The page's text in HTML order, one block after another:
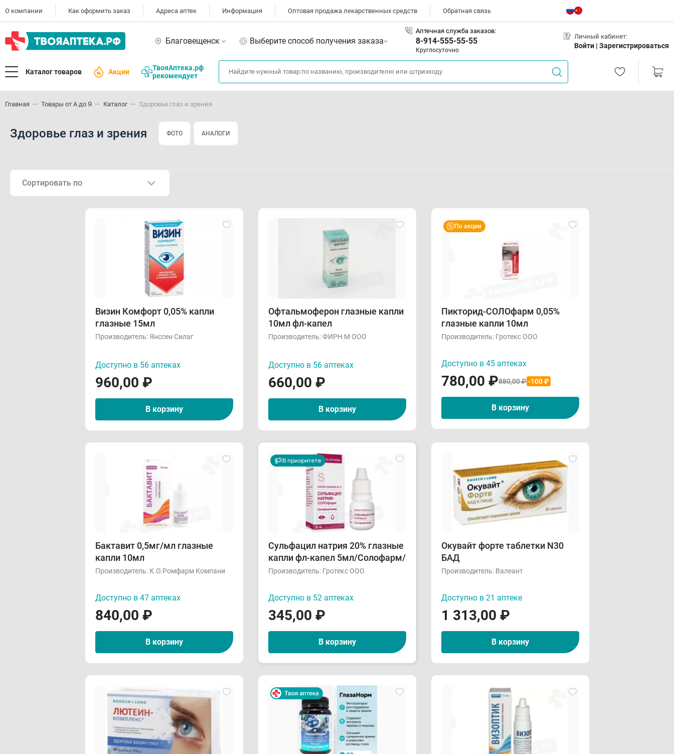
О компании Как оформить заказ Адреса аптек Информация Оптовая продажа лекарственных средств Обратная связь
Благовещенск Выберите способ получения заказа
Аптечная служба заказов:
8-914-555-55-55
Круглосуточно
Личный кабинет:
Войти | Зарегистрироваться
Каталог товаров Акции
ТвояАптека.рф
рекомендует
Главная Товары от А до Я Каталог Здоровье глаз и зрения
Здоровье глаз и зрения ФОТО АНАЛОГИ
Сортировать по
Визин Комфорт 0,05% капли
глазные 15мл
Производитель: Янссен Силаг
Доступно в 56 аптеках
960,00 ₽
В корзину
Офтальмоферон глазные капли
10мл фл-капел
Производитель:ФИРН М ООО
Доступно в 56 аптеках
660,00 ₽
В корзину
По акции
Пикторид-СОЛОфарм 0,05%
глазные капли 10мл
Производитель: Гротекс ООО
Доступно в 45 аптеках
880,00 ₽
780,00 ₽ -100 ₽
В корзину
Бактавит 0,5мг/мл глазные
капли 10мл
Производитель: К.О.Ромфарм Компани
Доступно в 47 аптеках
840,00 ₽
В корзину
В приоритете
Сульфацил натрия 20% глазные
капли фл-капел 5мл/Солофарм/
Производитель: Гротекс ООО
Доступно в 52 аптеках
345,00 ₽
В корзину
Окувайт форте таблетки N30
БАД
Производитель: Валеант
Доступно в 21 аптеке
1 313,00 ₽
В корзину